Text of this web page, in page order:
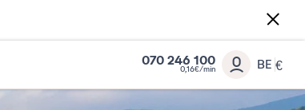
070 246 100
0,16€/min BE €